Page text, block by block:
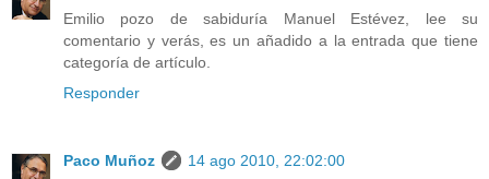
Emilio pozo de sabiduría Manuel Estévez, lee su
comentario y verás, es un añadido a la entrada que tiene
categoría de artículo.
Responder
Paco Muñoz
14 ago 2010, 22:02:00